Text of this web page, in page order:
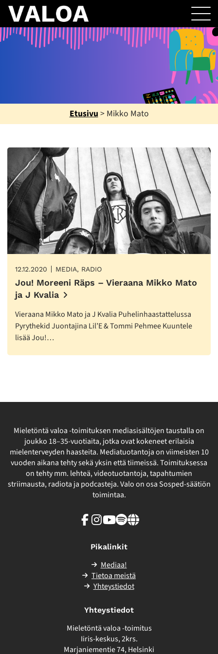
Etusivu > Mikko Mato
12.12.2020 MEDIA, RADIO
Jou! Moreeni Räps – Vieraana Mikko Mato
ja J Kvalia
Vieraana Mikko Mato ja J Kvalia Puhelinhaastattelussa
Pyrythekid Juontajina Lil’E & Tommi Pehmee Kuuntele
lisää Jou!…
Mieletöntä valoa -toimituksen mediasisältöjen taustalla on
joukko 18–35-vuotiaita, jotka ovat kokeneet erilaisia
mielenterveyden haasteita. Mediatuotantoja on viimeisten 10
vuoden aikana tehty sekä yksin että tiimeissä. Toimituksessa
on tehty mm. lehteä, videotuotantoja, tapahtumien
striimausta, radiota ja podcasteja. Valo on osa Sosped-säätiön
toimintaa.
Facebook
Instagram
Youtube
SpotifyLinkki
Pikalinkit
Mediaa!
Tietoa meistä
Yhteystiedot
Yhteystiedot
Mieletöntä valoa -toimitus
Iiris-keskus, 2krs.
Marjaniementie 74, Helsinki